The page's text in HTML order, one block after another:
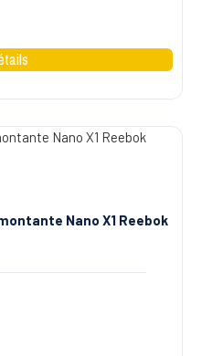
Nano X1 Reebok